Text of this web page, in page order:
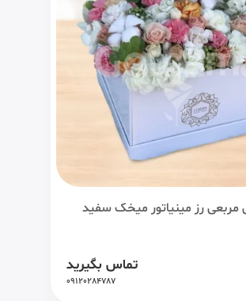
رز مینیاتور میخک سفید
تماس بگیرید
09120284787